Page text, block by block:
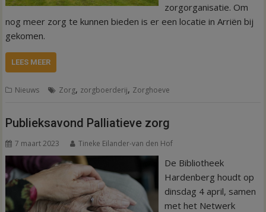
zorgorganisatie. Om
nog meer zorg te kunnen bieden is er een locatie in Arriën bij
gekomen.
LEES MEER
Nieuws Zorg, zorgboerderij, Zorghoeve
Publieksavond Palliatieve zorg
7 maart 2023 Tineke Eilander-van den Hof
De Bibliotheek
Hardenberg houdt op
dinsdag 4 april, samen
met het Netwerk